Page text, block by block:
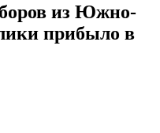
из Южно-
прибыло в